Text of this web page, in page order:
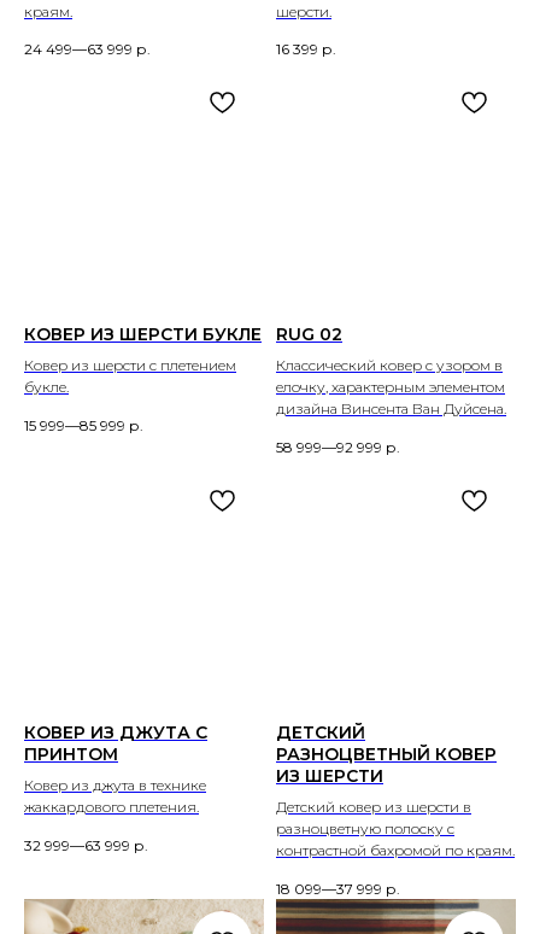
краям.
24 499—63 999 р.
шерсти.
16 399 р.
КОВЕР ИЗ ШЕРСТИ БУКЛЕ
Ковер из шерсти с плетением
букле.
15 999—85 999 р.
RUG 02
Классический ковер с узором в
елочку, характерным элементом
дизайна Винсента Ван Дуйсена.
58 999—92 999 р.
КОВЕР ИЗ ДЖУТА С
ПРИНТОМ
Ковер из джута в технике
жаккардового плетения.
32 999—63 999 р.
ДЕТСКИЙ
РАЗНОЦВЕТНЫЙ КОВЕР
ИЗ ШЕРСТИ
Детский ковер из шерсти в
разноцветную полоску с
контрастной бахромой по краям.
18 099—37 999 р.